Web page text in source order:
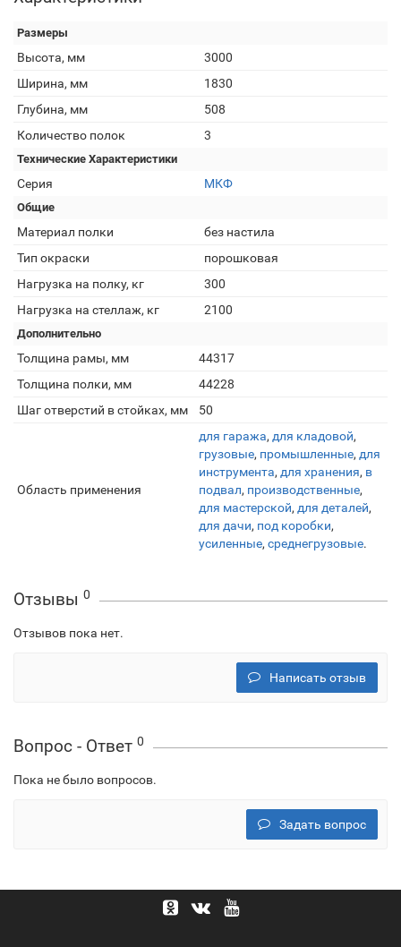
Размеры
Высота, мм
3000
Ширина, мм
1830
Глубина, мм
508
Количество полок
3
Технические Характеристики
Серия МКФ
Общие
Материал полки
без настила
Тип окраски
порошковая
Нагрузка на полку, кг
300
Нагрузка на стеллаж, кг
2100
Дополнительно
Толщина рамы, мм
44317
Толщина полки, мм
44228
Шаг отверстий в стойках, мм
50
Область применения
для гаража, для кладовой,
грузовые, промышленные, для
инструмента, для хранения, в
подвал, производственные,
для мастерской, для деталей,
для дачи, под коробки,
усиленные, среднегрузовые.
Отзывы 0
Отзывов пока нет.
Написать отзыв
Вопрос - Ответ 0
Пока не было вопросов.
Задать вопрос